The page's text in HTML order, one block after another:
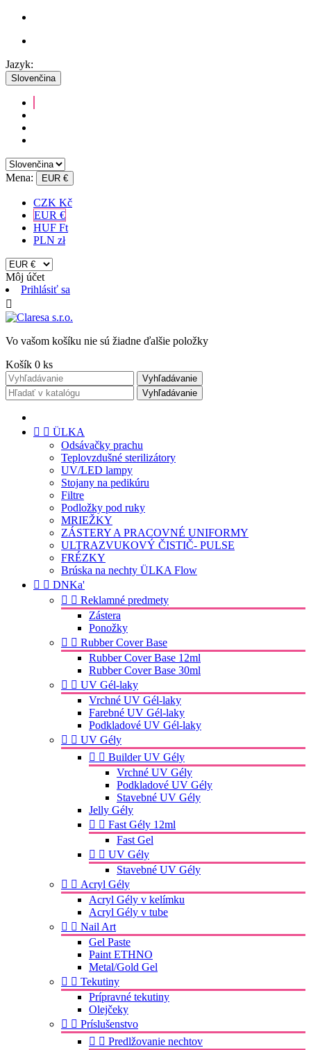
Jazyk:
Slovenčina
Mena: EUR €
CZK Kč
EUR €
HUF Ft
PLN zł
Môj účet
Prihlásiť sa

Vo vašom košíku nie sú žiadne ďalšie položky
Košík 0 ks
Vyhľadávanie
Vyhľadávanie
  ÜLKA
Odsávačky prachu
Teplovzdušné sterilizátory
UV/LED lampy
Stojany na pedikúru
Filtre
Podložky pod ruky
MRIEŽKY
ZÁSTERY A PRACOVNÉ UNIFORMY
ULTRAZVUKOVÝ ČISTIČ- PULSE
FRÉZKY
Brúska na nechty ÜLKA Flow
  DNKa'
  Reklamné predmety
Zástera
Ponožky
  Rubber Cover Base
Rubber Cover Base 12ml
Rubber Cover Base 30ml
  UV Gél-laky
Vrchné UV Gél-laky
Farebné UV Gél-laky
Podkladové UV Gél-laky
  UV Gély
  Builder UV Gély
Vrchné UV Gély
Podkladové UV Gély
Stavebné UV Gély
Jelly Gély
  Fast Gély 12ml
Fast Gel
  UV Gély
Stavebné UV Gély
  Acryl Gély
Acryl Gély v kelímku
Acryl Gély v tube
  Nail Art
Gel Paste
Paint ETHNO
Metal/Gold Gel
  Tekutiny
Prípravné tekutiny
Olejčeky
  Príslušenstvo
  Predlžovanie nechtov